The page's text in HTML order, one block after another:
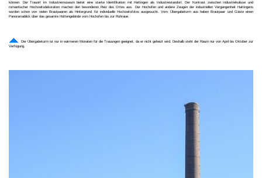
können. Der Trauort im Industriemuseum bietet eine starke Identifikation mit Hattingen als Industriestandort. Der Kontrast zwischen Industriekulisse und
romantischer Hochzeitsdekoration machen den besonderen Reiz des Ortes aus. Der Hochofen und andere Zeugen der industriellen Vergangenheit Hattingens
wurden schon von vielen Brautpaaren als Hintergrund für individuelle Hochzeitsfotos ausgesucht. Vom Übergabeturm aus haben Brautpaar und Gäste einen
Panoramablick über das gesamte Hüttengelände vom Hochofen bis zur Ruhraue.
Der Übergabeturm ist nur in wärmeren Monaten für die Trauungen geeignet, da er nicht geheizt wird. Deshalb steht der Raum nur von April bis Oktober zur
Verfügung.